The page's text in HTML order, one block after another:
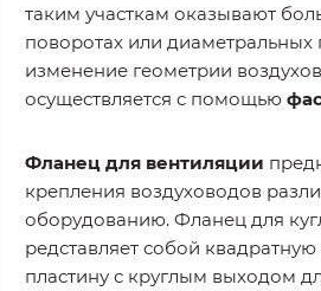
таким участкам оказывают
поворотах или
изменение геометрии
осуществляется с помощью
Фланец для вентиляции
крепления воздуховодов
оборудованию. Фланец для
редставляет собой
пластину с круглым выходом